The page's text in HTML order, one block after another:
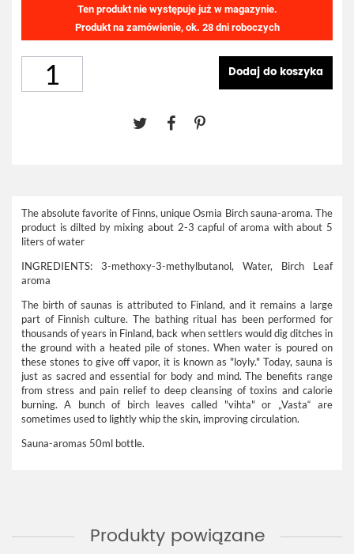
Ten produkt nie występuje już w magazynie.
Produkt na zamówienie, ok. 28 dni roboczych
Dodaj do koszyka
The absolute favorite of Finns, unique Osmia Birch sauna-aroma. The
product is dilted by mixing about 2-3 capful of aroma with about 5
liters of water
INGREDIENTS: 3-methoxy-3-methylbutanol, Water, Birch Leaf
aroma
The birth of saunas is attributed to Finland, and it remains a large
part of Finnish culture. The bathing ritual has been performed for
thousands of years in Finland, back when settlers would dig ditches in
the ground with a heated pile of stones. When water is poured on
these stones to give off vapor, it is known as "loyly." Today, sauna is
just as sacred and essential for body and mind. The benefits range
from stress and pain relief to deep cleansing of toxins and calorie
burning. A bunch of birch leaves called "vihta" or „Vasta“ are
sometimes used to lightly whip the skin, improving circulation.
Sauna-aromas 50ml bottle.
Produkty powiązane